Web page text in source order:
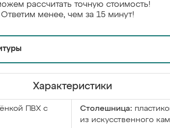
рассчитать точную стоимость!
Ответим менее, чем за 15 минут!
Характеристики
ПВХ с
Столешница:
из искусственного